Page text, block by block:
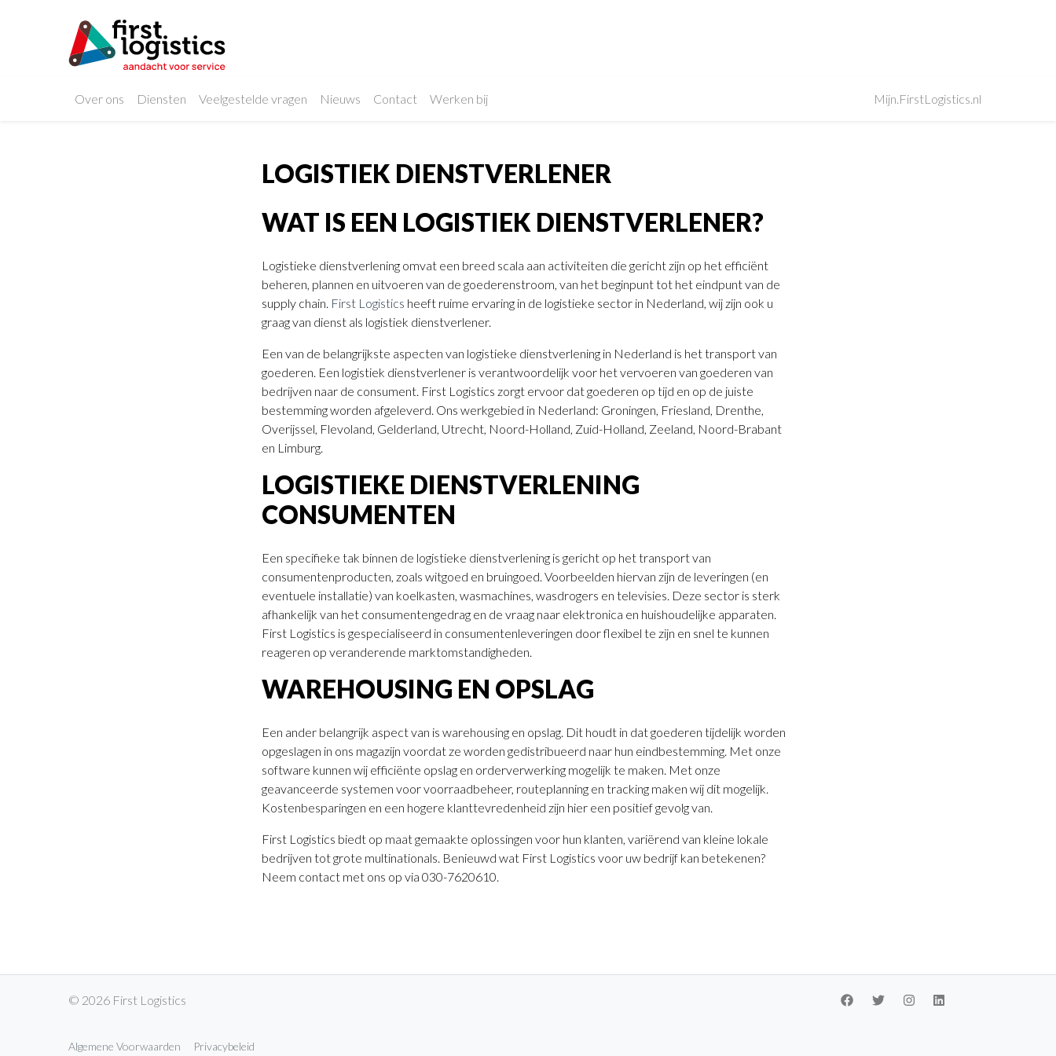
Over ons Diensten Veelgestelde vragen Nieuws Contact Werken bij Mijn.FirstLogistics.nl
LOGISTIEK DIENSTVERLENER
WAT IS EEN LOGISTIEK DIENSTVERLENER?
Logistieke dienstverlening omvat een breed scala aan activiteiten die gericht zijn op het efficiënt
beheren, plannen en uitvoeren van de goederenstroom, van het beginpunt tot het eindpunt van de
supply chain. First Logistics heeft ruime ervaring in de logistieke sector in Nederland, wij zijn ook u
graag van dienst als logistiek dienstverlener.
Een van de belangrijkste aspecten van logistieke dienstverlening in Nederland is het transport van
goederen. Een logistiek dienstverlener is verantwoordelijk voor het vervoeren van goederen van
bedrijven naar de consument. First Logistics zorgt ervoor dat goederen op tijd en op de juiste
bestemming worden afgeleverd. Ons werkgebied in Nederland: Groningen, Friesland, Drenthe,
Overijssel, Flevoland, Gelderland, Utrecht, Noord-Holland, Zuid-Holland, Zeeland, Noord-Brabant
en Limburg.
LOGISTIEKE DIENSTVERLENING
CONSUMENTEN
Een specifieke tak binnen de logistieke dienstverlening is gericht op het transport van
consumentenproducten, zoals witgoed en bruingoed. Voorbeelden hiervan zijn de leveringen (en
eventuele installatie) van koelkasten, wasmachines, wasdrogers en televisies. Deze sector is sterk
afhankelijk van het consumentengedrag en de vraag naar elektronica en huishoudelijke apparaten.
First Logistics is gespecialiseerd in consumentenleveringen door flexibel te zijn en snel te kunnen
reageren op veranderende marktomstandigheden.
WAREHOUSING EN OPSLAG
Een ander belangrijk aspect van is warehousing en opslag. Dit houdt in dat goederen tijdelijk worden
opgeslagen in ons magazijn voordat ze worden gedistribueerd naar hun eindbestemming. Met onze
software kunnen wij efficiënte opslag en orderverwerking mogelijk te maken. Met onze
geavanceerde systemen voor voorraadbeheer, routeplanning en tracking maken wij dit mogelijk.
Kostenbesparingen en een hogere klanttevredenheid zijn hier een positief gevolg van.
First Logistics biedt op maat gemaakte oplossingen voor hun klanten, variërend van kleine lokale
bedrijven tot grote multinationals. Benieuwd wat First Logistics voor uw bedrijf kan betekenen?
Neem contact met ons op via 030-7620610.
© 2026 First Logistics
Algemene Voorwaarden Privacybeleid